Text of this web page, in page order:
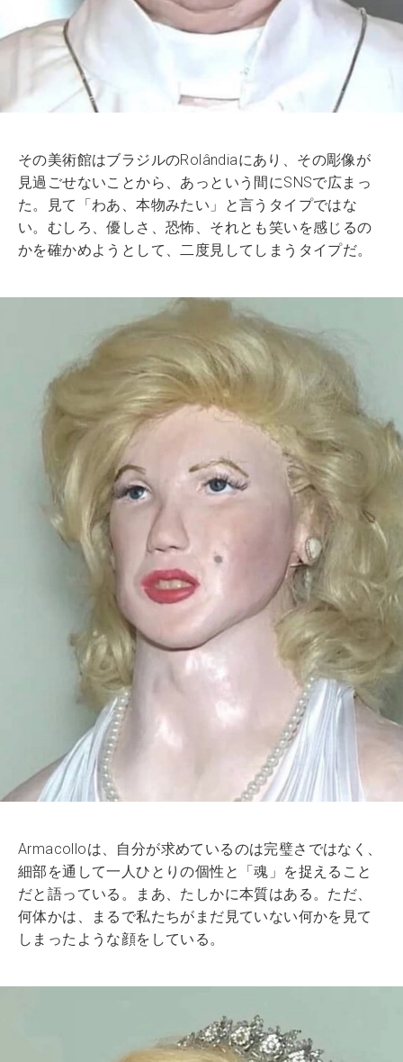
その美術館はブラジルのRolândiaにあり、その彫像が
見過ごせないことから、あっという間にSNSで広まっ
た。見て「わあ、本物みたい」と言うタイプではな
い。むしろ、優しさ、恐怖、それとも笑いを感じるの
かを確かめようとして、二度見してしまうタイプだ。
Armacolloは、自分が求めているのは完璧さではなく、
細部を通して一人ひとりの個性と「魂」を捉えること
だと語っている。まあ、たしかに本質はある。ただ、
何体かは、まるで私たちがまだ見ていない何かを見て
しまったような顔をしている。